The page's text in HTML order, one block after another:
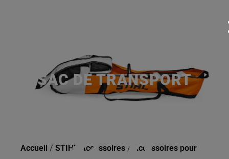
SAC DE TRANSPORT
Accueil / STIHL Accessoires /
Accessoires pour